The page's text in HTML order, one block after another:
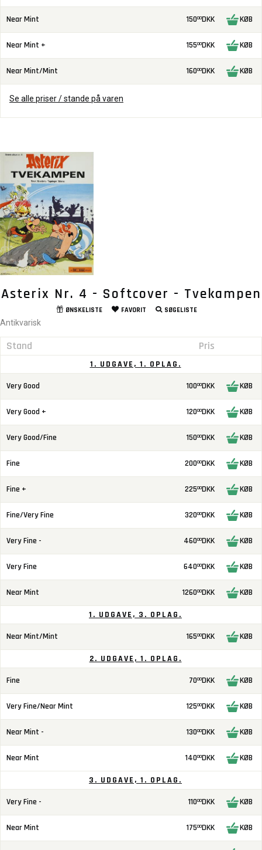
Near Mint 15000DKK KØB
Near Mint + 15500DKK KØB
Near Mint/Mint 16000DKK KØB
Se alle priser / stande på varen
Asterix Nr. 4 - Softcover - Tvekampen
ØNSKELISTE FAVORIT SØGELISTE
Antikvarisk
Stand Pris
1. UDGAVE, 1. OPLAG.
Very Good 10000DKK KØB
Very Good + 12000DKK KØB
Very Good/Fine 15000DKK KØB
Fine 20000DKK KØB
Fine + 22500DKK KØB
Fine/Very Fine 32000DKK KØB
Very Fine - 46000DKK KØB
Very Fine 64000DKK KØB
Near Mint 126000DKK KØB
1. UDGAVE, 3. OPLAG.
Near Mint/Mint 16500DKK KØB
2. UDGAVE, 1. OPLAG.
Fine 7000DKK KØB
Very Fine/Near Mint 12500DKK KØB
Near Mint - 13000DKK KØB
Near Mint 14000DKK KØB
3. UDGAVE, 1. OPLAG.
Very Fine - 11000DKK KØB
Near Mint 17500DKK KØB